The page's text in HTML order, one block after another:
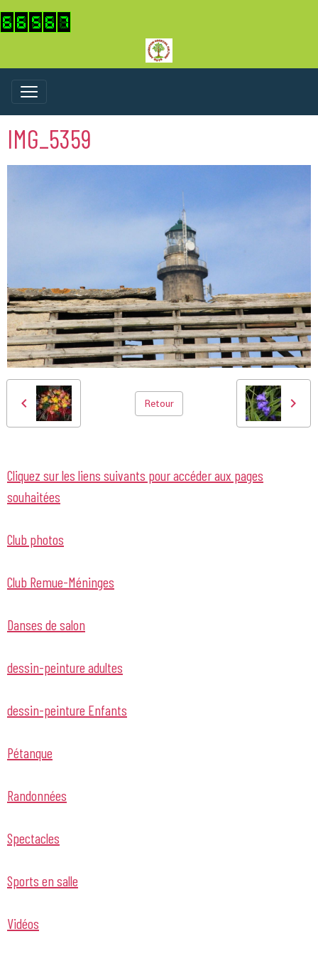
IMG_5359
Retour
Cliquez sur les liens suivants pour accéder aux pages
souhaitées
Club photos
Club Remue-Méninges
Danses de salon
dessin-peinture adultes
dessin-peinture Enfants
Pétanque
Randonnées
Spectacles
Sports en salle
Vidéos